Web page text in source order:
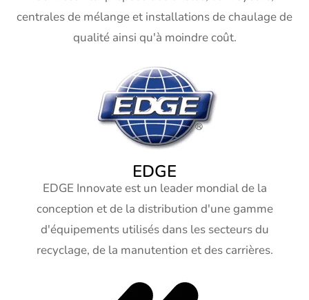
centrales de mélange et installations de chaulage de
qualité ainsi qu'à moindre coût.
EDGE
EDGE Innovate est un leader mondial de la
conception et de la distribution d'une gamme
d'équipements utilisés dans les secteurs du
recyclage, de la manutention et des carrières.